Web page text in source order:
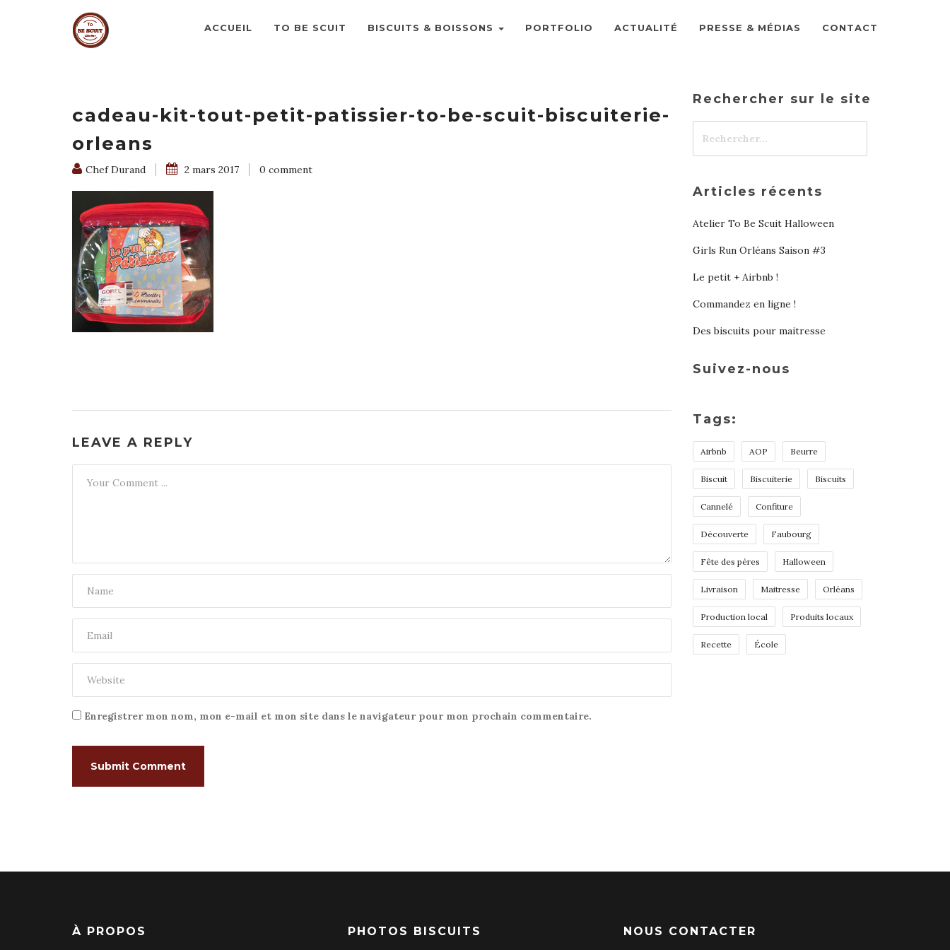
ACCUEIL TO BE SCUIT BISCUITS & BOISSONS PORTFOLIO ACTUALITÉ PRESSE & MÉDIAS CONTACT
cadeau-kit-tout-petit-patissier-to-be-scuit-biscuiterie-
orleans
Chef Durand 2 mars 2017 0 comment
LEAVE A REPLY
Enregistrer mon nom, mon e-mail et mon site dans le navigateur pour mon prochain commentaire.
Rechercher sur le site
Articles récents
Atelier To Be Scuit Halloween
Girls Run Orléans Saison #3
Le petit + Airbnb !
Commandez en ligne !
Des biscuits pour maitresse
Suivez-nous
Tags:
Airbnb AOP Beurre
Biscuit Biscuiterie Biscuits
Cannelé Confiture
Découverte Faubourg
Fête des pères Halloween
Livraison Maitresse Orléans
Production local Produits locaux
Recette École
À PROPOS PHOTOS BISCUITS NOUS CONTACTER